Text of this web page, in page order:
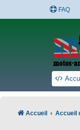
FAQ
Accueil Accueil